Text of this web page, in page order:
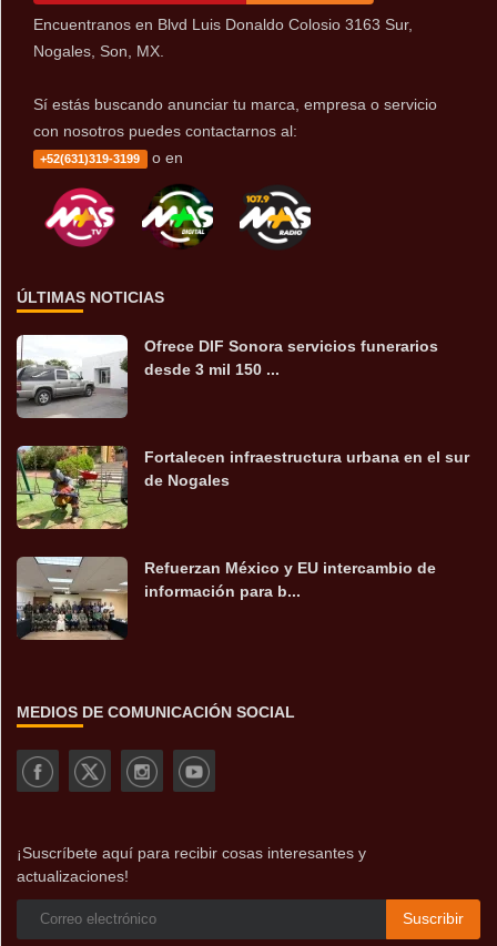
Encuentranos en Blvd Luis Donaldo Colosio 3163 Sur,
Nogales, Son, MX.
Sí estás buscando anunciar tu marca, empresa o servicio
con nosotros puedes contactarnos al:
+52(631)319-3199 o en
ÚLTIMAS NOTICIAS
Ofrece DIF Sonora servicios funerarios
desde 3 mil 150 ...
Fortalecen infraestructura urbana en el sur
de Nogales
Refuerzan México y EU intercambio de
información para b...
MEDIOS DE COMUNICACIÓN SOCIAL
¡Suscríbete aquí para recibir cosas interesantes y
actualizaciones!
Suscribir